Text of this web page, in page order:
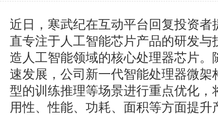
近日，寒武纪在互动平台回复投资者
直专注于人工智能芯片产品的研发与
造人工智能领域的核心处理器芯片。
速发展，公司新一代智能处理器微架
型的训练推理等场景进行重点优化，
用性、性能、功耗、面积等方面提升